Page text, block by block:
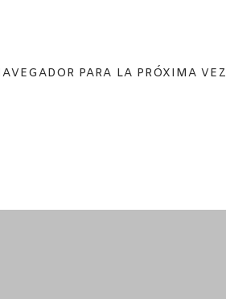
PARA LA PRÓXIMA VEZ